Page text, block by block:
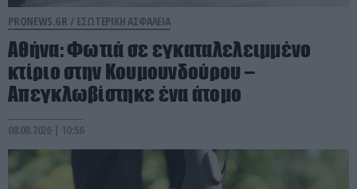
PRONEWS.GR / ΕΣΩΤΕΡΙΚΗ ΑΣΦΑΛΕΙΑ
Αθήνα: Φωτιά σε εγκαταλελειμμένο
κτίριο στην Κουμουνδούρου –
Απεγκλωβίστηκε ένα άτομο
08.08.2026 | 10:56